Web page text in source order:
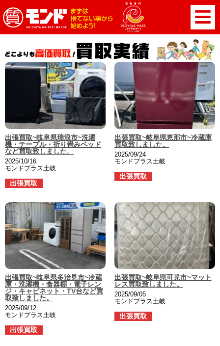
出張買取~岐阜県瑞浪市~洗濯
機・テーブル・折り畳みベッド
など買取致しました。
2025/10/16
モンドプラス土岐
出張買取
出張買取~岐阜県恵那市~冷蔵庫
買取致しました。
2025/09/24
モンドプラス土岐
出張買取
出張買取~岐阜県多治見市~冷蔵
庫・洗濯機・食器棚・電子レン
ジ・キャビネット・TV台など買
取致しました。
2025/09/12
モンドプラス土岐
出張買取
出張買取~岐阜県可児市~マット
レス買取致しました。
2025/09/05
モンドプラス土岐
出張買取